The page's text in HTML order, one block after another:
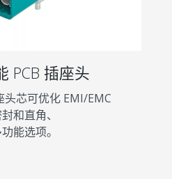
PCB 插座头
头芯可优化 EMI/EMC
和直角、
能选项。